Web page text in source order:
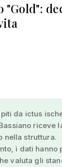
"Gold":
da ictus
riceve
nella struttura.
i dati hanno
valuta gli